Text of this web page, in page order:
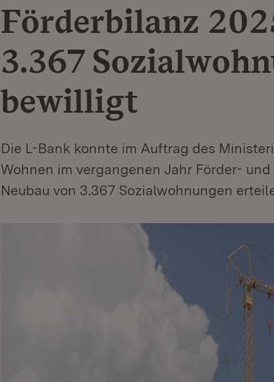
Förderbilanz
3.367
bewilligt
Die L-Bank konnte im Auftrag des
Wohnen im vergangenen Jahr Förder-
Neubau von 3.367 Sozialwohnungen